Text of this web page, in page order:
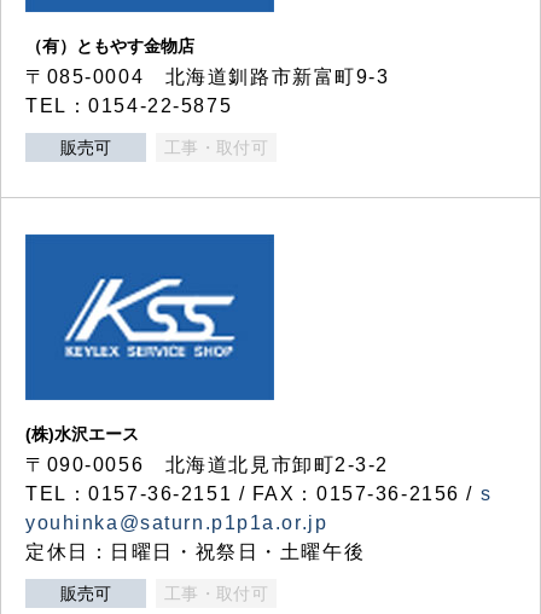
（有）ともやす金物店
〒085-0004 北海道釧路市新富町9-3
TEL：0154-22-5875
販売可 工事・取付可
(株)水沢エース
〒090-0056 北海道北見市卸町2-3-2
TEL：0157-36-2151 / FAX：0157-36-2156 / s
youhinka@saturn.p1p1a.or.jp
定休日：日曜日・祝祭日・土曜午後
販売可 工事・取付可